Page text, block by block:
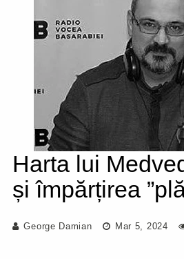
Harta lui
și împărțirea
George Damian Mar 5, 2024